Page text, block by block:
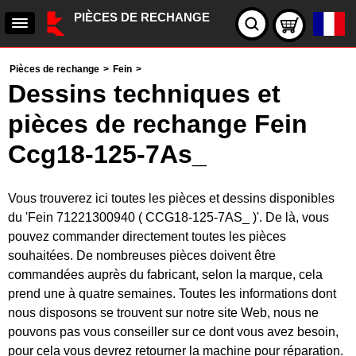
PIÈCES DE RECHANGE
Pièces de rechange > Fein >
Dessins techniques et
pièces de rechange Fein
Ccg18-125-7As_
Vous trouverez ici toutes les pièces et dessins disponibles
du 'Fein 71221300940 ( CCG18-125-7AS_ )'. De là, vous
pouvez commander directement toutes les pièces
souhaitées. De nombreuses pièces doivent être
commandées auprès du fabricant, selon la marque, cela
prend une à quatre semaines. Toutes les informations dont
nous disposons se trouvent sur notre site Web, nous ne
pouvons pas vous conseiller sur ce dont vous avez besoin,
pour cela vous devrez retourner la machine pour réparation.